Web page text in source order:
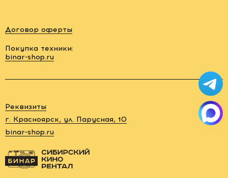
Заказать
88006005878
rent@binar-
г.
Красноярск,
ул.
Парусная,
Договор оферты
Покупка техники:
binar-shop.ru
Реквизиты
г. Красноярск, ул. Парусная, 10
binar-shop.ru